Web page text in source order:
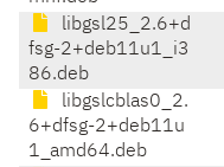
libgsl25_2.6+d
fsg-2+deb11u1_i3
86.deb
libgslcblas0_2.
6+dfsg-2+deb11u
1_amd64.deb